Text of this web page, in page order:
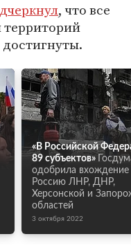
, что все
достигнуты.
«В Российской
89 субъектов»
одобрила вхождение
Россию ЛНР, ДНР,
Херсонской и
областей
3 октября 2022